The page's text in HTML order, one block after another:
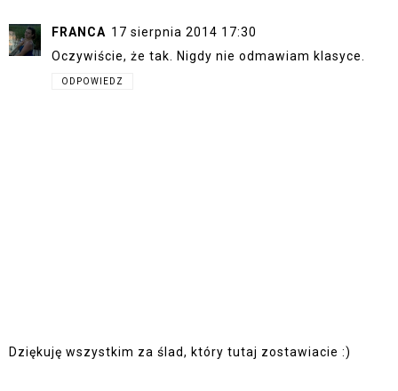
FRANCA 17 sierpnia 2014 17:30
Oczywiście, że tak. Nigdy nie odmawiam klasyce.
ODPOWIEDZ
Dziękuję wszystkim za ślad, który tutaj zostawiacie :)